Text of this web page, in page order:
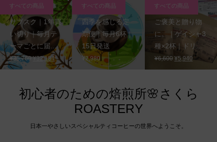
サブスク｜1年買
い切り｜毎月テ
ーマごとに届...
¥35,760元
格
は
し
¥32,184現
在
価
格
で
すべての商品
四季を感じる定
期便｜毎月6杯｜
15日発送
¥2,980
すべての商品
ご褒美と贈り物
に。｜ゲイシャ3
種×2杯｜ドリ...
¥6,600 元
の
格
は
し
¥5,940現
在
価
格
すべての商品
初心者のための焙煎所🌸さくら
ROASTERY
日本一やさしいスペシャルティコーヒーの世界へようこそ。